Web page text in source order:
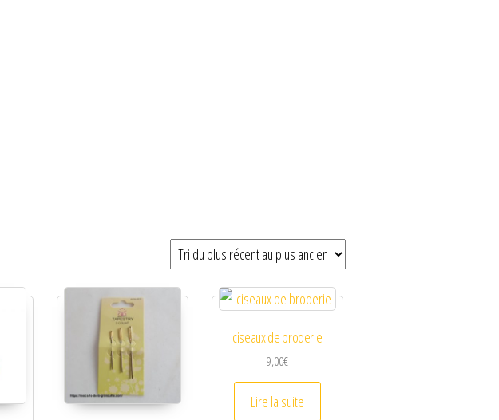
ciseaux de broderie
9,00€
Lire la suite